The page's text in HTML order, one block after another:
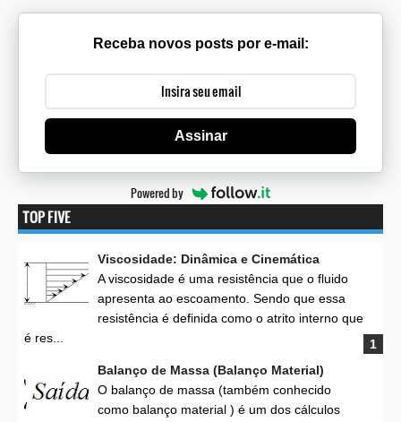
Receba novos posts por e-mail:
Assinar
Powered by
TOP FIVE
Viscosidade: Dinâmica e Cinemática
A viscosidade é uma resistência que o fluido
apresenta ao escoamento. Sendo que essa
resistência é definida como o atrito interno que
é res...
Balanço de Massa (Balanço Material)
O balanço de massa (também conhecido
como balanço material ) é um dos cálculos